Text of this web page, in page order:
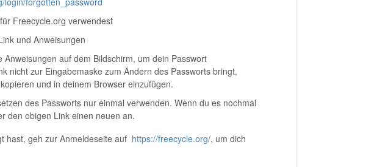
Freecycle.org verwendest
und Anweisungen
auf dem Bildschirm, um dein Passwort
nicht zur Eingabemaske zum Ändern des Passworts bringt,
und in deinem Browser einzufügen.
des Passworts nur einmal verwenden. Wenn du es nochmal
den obigen Link einen neuen an.
hast, geh zur Anmeldeseite auf https://freecycle.org/, um dich